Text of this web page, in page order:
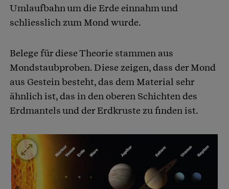
Umlaufbahn um die Erde einnahm und
schliesslich zum Mond wurde.
Belege für diese Theorie stammen aus
Mondstaubproben. Diese zeigen, dass der Mond
aus Gestein besteht, das dem Material sehr
ähnlich ist, das in den oberen Schichten des
Erdmantels und der Erdkruste zu finden ist.